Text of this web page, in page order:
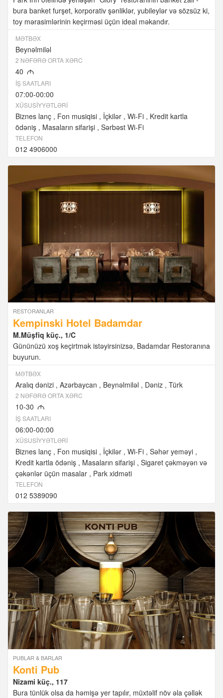
bura banket furşet, korporativ şənliklər, yubileylər və sözsüz ki,
toy mərasimlərinin keçirməsi üçün ideal məkandır.
MƏTBƏX
Beynəlmiləl
2 NƏFƏRƏ ORTA XƏRC
40 M
İŞ SAATLARI
07:00-00:00
XÜSUSIYYƏTLƏRI
Biznes lanç Fon musiqisi İçkilər Wi-Fi
Kredit kartla
ödəniş
Masaların sifarişi Sərbəst Wi-Fi
TELEFON
012 4906000
RESTORANLAR
Kempinski Hotel Badamdar
M.Müşfiq küç., 1/C
Gününüzü xoş keçirtmək istəyirsinizsə, Badamdar Restoranına
buyurun.
MƏTBƏX
Aralıq dənizi Azərbaycan Beynəlmiləl Dəniz Türk
2 NƏFƏRƏ ORTA XƏRC
10-30 M
İŞ SAATLARI
06:00-00:00
XÜSUSIYYƏTLƏRI
Biznes lanç Fon musiqisi İçkilər Wi-Fi Səhər yeməyi
Kredit kartla ödəniş
Masaların sifarişi Sigaret çəkməyən və
çəkənlər üçün masalar
Park xidməti
TELEFON
012 5389090
PUBLAR & BARLAR
Konti Pub
Nizami küç., 117
Bura tünlük olsa da həmişə yer tapılır, müxtəlif növ əla çəllək